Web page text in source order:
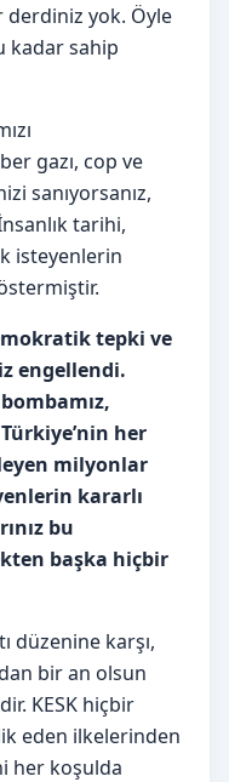
derdiniz yok. Öyle
kadar sahip
gazı, cop ve
sanıyorsanız,
tarihi,
isteyenlerin
tepki ve
engellendi.
her
milyonlar
kararlı
bu
başka hiçbir
düzenine karşı,
bir an olsun
KESK hiçbir
eden ilkelerinden
her koşulda